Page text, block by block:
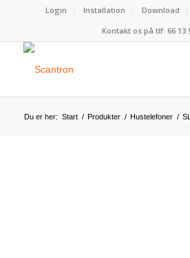
Login Installation Download
Kontakt os på tlf: 66 13
Du er her: Start / Produkter / Hustelefoner /